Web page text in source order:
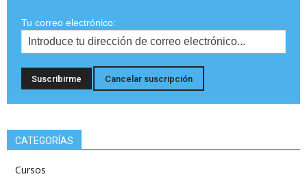
Tu correo electrónico:
CATEGORÍAS
Cursos